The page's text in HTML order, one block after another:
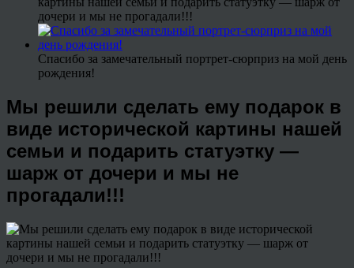
дочери и мы не прогадали!!!
Спасибо за замечательный портрет-сюрприз на мой день
рождения!
Мы решили сделать ему подарок в
виде исторической картины нашей
семьи и подарить статуэтку —
шарж от дочери и мы не
прогадали!!!